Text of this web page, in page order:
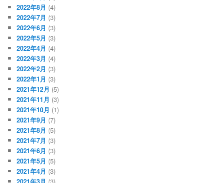
2022年8月 (4)
2022年7月 (3)
2022年6月 (3)
2022年5月 (3)
2022年4月 (4)
2022年3月 (4)
2022年2月 (3)
2022年1月 (3)
2021年12月 (5)
2021年11月 (3)
2021年10月 (1)
2021年9月 (7)
2021年8月 (5)
2021年7月 (3)
2021年6月 (3)
2021年5月 (5)
2021年4月 (3)